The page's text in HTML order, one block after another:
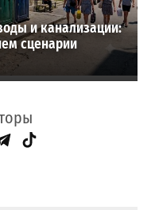
и канализации:
сценарии
Telegram
TikTok